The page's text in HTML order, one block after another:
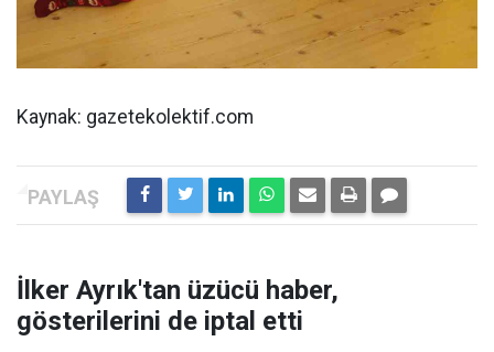
Kaynak: gazetekolektif.com
İlker Ayrık'tan üzücü haber,
gösterilerini de iptal etti